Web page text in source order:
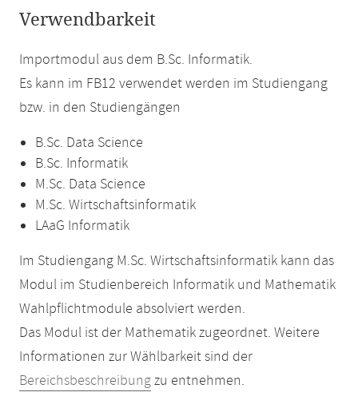
Verwendbarkeit
Importmodul aus dem B.Sc. Informatik.
Es kann im FB12 verwendet werden im Studiengang
bzw. in den Studiengängen
B.Sc. Data Science
B.Sc. Informatik
M.Sc. Data Science
M.Sc. Wirtschaftsinformatik
LAaG Informatik
Im Studiengang M.Sc. Wirtschaftsinformatik kann das
Modul im Studienbereich Informatik und Mathematik
Wahlpflichtmodule absolviert werden.
Das Modul ist der Mathematik zugeordnet. Weitere
Informationen zur Wählbarkeit sind der
Bereichsbeschreibungzu entnehmen.